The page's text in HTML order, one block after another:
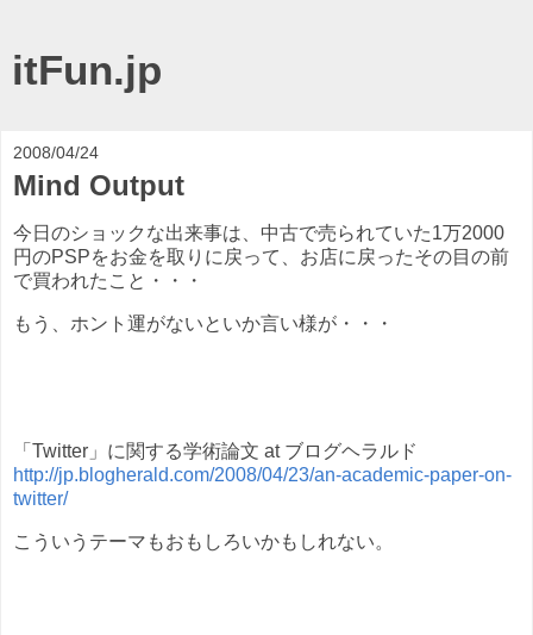
itFun.jp
2008/04/24
Mind Output
今日のショックな出来事は、中古で売られていた1万2000
円のPSPをお金を取りに戻って、お店に戻ったその目の前
で買われたこと・・・
もう、ホント運がないといか言い様が・・・
「Twitter」に関する学術論文 at ブログヘラルド
http://jp.blogherald.com/2008/04/23/an-academic-paper-on-
twitter/
こういうテーマもおもしろいかもしれない。